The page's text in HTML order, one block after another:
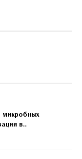
микробных
в..